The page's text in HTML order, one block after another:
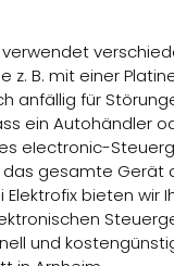
z. B. mit einer
anfällig für
ein Autohändler
eIectronic-
das gesamte Gerät
Elektrofix bieten wir
und